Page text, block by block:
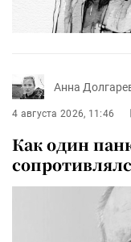
Анна
4 августа 2026, 11:46
Как один